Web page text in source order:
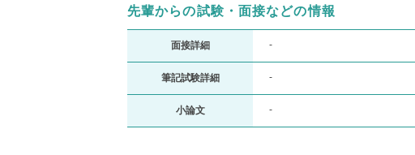
先輩からの試験・面接などの情報
面接詳細 -
筆記試験詳細 -
小論文 -